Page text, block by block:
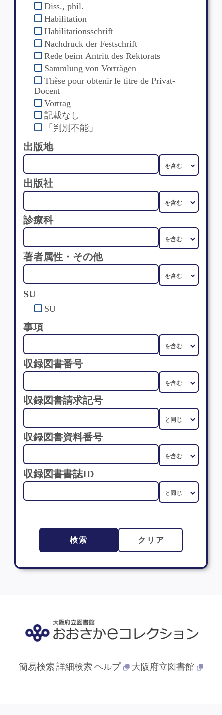
Diss., phil.
Habilitation
Habilitationsschrift
Nachdruck der Festschrift
Rede beim Antritt des Rektorats
Sammlung von Vorträgen
Thèse pour obtenir le titre de Privat-
Docent
Vortrag
記載なし
「判別不能」
出版地
出版社
診療科
著者属性・その他
SU
SU
事項
収録図書番号
収録図書請求記号
収録図書資料番号
収録図書書誌ID
検索 クリア
簡易検索 詳細検索 ヘルプ 大阪府立図書館